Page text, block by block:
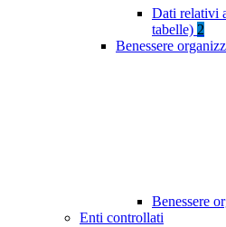
Dati relativi
tabelle) 2
Benessere
Benessere
Enti controllati